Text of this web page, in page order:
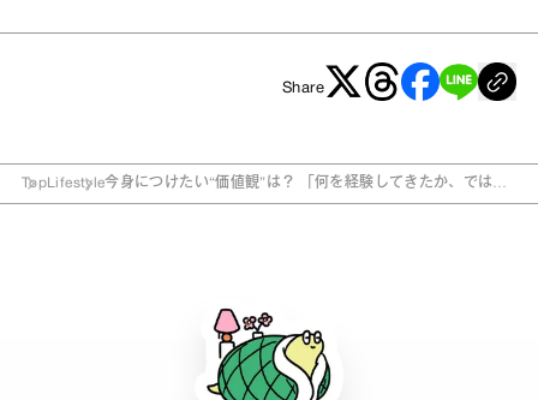
Share
Top Lifestyle今身につけたい“価値観”は？ 「何を経験してきたか、ではな